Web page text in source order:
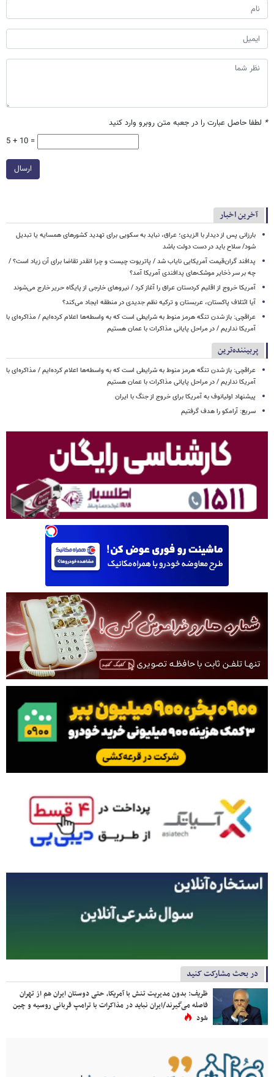
* لطفا حاصل عبارت را در جعبه متن روبرو وارد کنید
5 + 10 =
ارسال
آخرین اخبار
بارزانی پس از دیدار با الزیدی؛ عراق، نباید به سکویی برای تهدید کشورهای همسایه یا تبدیل
شود/ سلاح باید در دست دولت باشد
پدافند گران‌قیمت آمریکایی نایاب شد / پاتریوت چیست و چرا انقدر تقاضا برای آن زیاد است؟ /
چه بر سر ذخایر موشک‌های پدافندی آمریکا آمد؟
آمریکا خروج از اقلیم کردستان عراق را آغاز کرد / نیروهای خارجی از پایگاه حریر خارج می‌شوند
آیا ائتلاف پاکستان، عربستان و ترکیه نظم جدیدی در منطقه ایجاد می‌کند؟
عراقچی: باز شدن تنگه هرمز منوط به شرایطی است که به واسطه‌ها اعلام کرده‌ایم / مذاکره‌ای با
آمریکا نداریم / در مراحل پایانی مذاکرات با عمان هستیم
پربیننده‌ترین
عراقچی: باز شدن تنگه هرمز منوط به شرایطی است که به واسطه‌ها اعلام کرده‌ایم / مذاکره‌ای با
آمریکا نداریم / در مراحل پایانی مذاکرات با عمان هستیم
پیشنهاد اولیانوف به آمریکا برای خروج از جنگ با ایران
سریع: آرامکو را هدف گرفتیم
در بحث مشارکت کنید
ظریف: بدون مدیریت تنش با آمریکا، حتی دوستان ایران هم از تهران
فاصله می‌گیرند/ایران نباید در مذاکرات با ترامپ قربانی روسیه و چین
شود